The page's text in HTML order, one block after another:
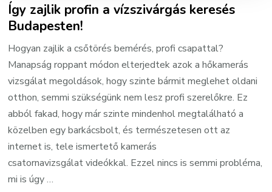
Így zajlik profin a vízszivárgás keresés
Budapesten!
Hogyan zajlik a csőtörés bemérés, profi csapattal?
Manapság roppant módon elterjedtek azok a hőkamerás
vizsgálat megoldások, hogy szinte bármit meglehet oldani
otthon, semmi szükségünk nem lesz profi szerelőkre. Ez
abból fakad, hogy már szinte mindenhol megtalálható a
közelben egy barkácsbolt, és természetesen ott az
internet is, tele ismertető kamerás
csatornavizsgálat videókkal. Ezzel nincs is semmi probléma,
mi is úgy …